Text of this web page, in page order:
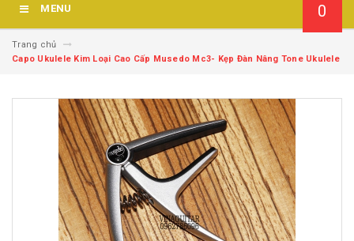
MENU 0
Trang chủ
Capo Ukulele Kim Loại Cao Cấp Musedo Mc3- Kẹp Đàn Nâng Tone Ukulele